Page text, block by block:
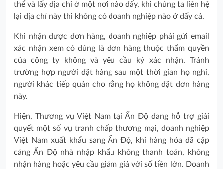
thể và lấy địa chỉ ở một nơi nào đấy, khi chúng ta liên hệ
lại địa chỉ này thì không có doanh nghiệp nào ở đấy cả.
Khi nhận được đơn hàng, doanh nghiệp phải gửi email
xác nhận xem có đúng là đơn hàng thuộc thẩm quyền
của công ty không và yêu cầu ký xác nhận. Tránh
trường hợp người đặt hàng sau một thời gian họ nghỉ,
người khác tiếp quản cho rằng họ không đặt đơn hàng
này.
Hiện, Thương vụ Việt Nam tại Ấn Độ đang hỗ trợ giải
quyết một số vụ tranh chấp thương mại, doanh nghiệp
Việt Nam xuất khẩu sang Ấn Độ, khi hàng hóa đã cập
cảng Ấn Độ nhà nhập khẩu không thanh toán, không
nhận hàng hoặc yêu cầu giảm giá với số tiền lớn. Doanh